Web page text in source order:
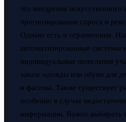
это внедрение искусственного
прогнозирования спроса и
Однако есть и ограничения.
автоматизированные системы
индивидуальные пожелания
заказе одежды или обуви для
и фасоны. Также существует
особенно в случае
информации. Важно выбирать